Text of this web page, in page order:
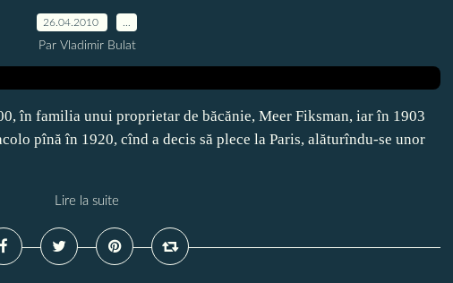
26.04.2010
Par Vladimir Bulat
în familia unui proprietar de băcănie, Meer Fiksman, iar în 1903
pînă în 1920, cînd a decis să plece la Paris, alăturîndu-se unor
Lire la suite